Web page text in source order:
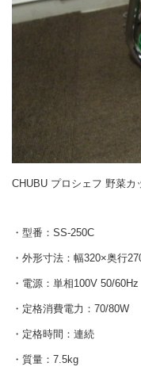
CHUBU プロシェフ 野菜
・型番：SS-250C
・外形寸法：幅320×奥行
・電源：単相100V 50/60Hz
・定格消費電力：70/80W
・定格時間：連続
・質量：7.5kg